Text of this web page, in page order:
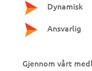
Dynamisk
Ansvarlig
Gjennom vårt